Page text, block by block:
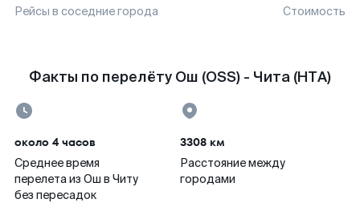
Рейсы в соседние города Стоимость
Факты по перелёту Ош (OSS) - Чита (HTA)
около 4 часов
Среднее время
перелета из Ош в Читу
без пересадок
3308 км
Расстояние между
городами